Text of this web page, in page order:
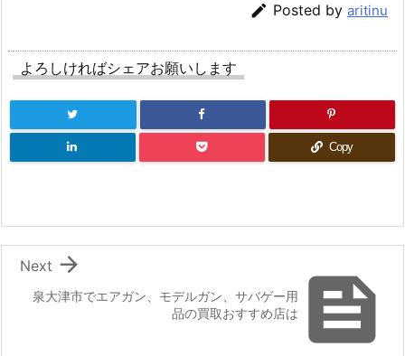
 Posted by aritinu
よろしければシェアお願いします
Copy

泉大津市でエアガン、モデルガン、サバゲー用
品の買取おすすめ店は

Next